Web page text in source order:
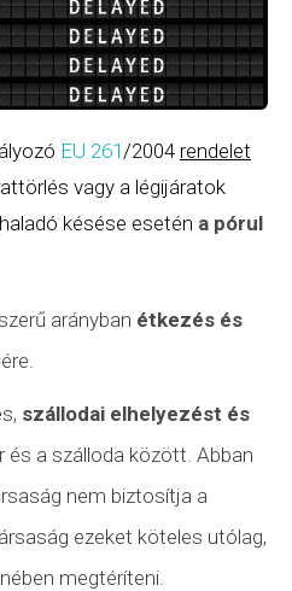
EU 261 /2004 rendelet
vagy a légijáratok
késése esetén a pórul
arányban étkezés és
szállodai elhelyezést és
és a szálloda között. Abban
nem biztosítja a
ezeket köteles utólag,
megtéríteni.